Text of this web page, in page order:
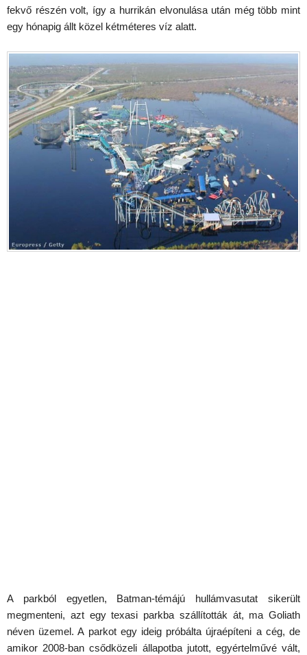
fekvő részén volt, így a hurrikán elvonulása után még több mint
egy hónapig állt közel kétméteres víz alatt.
A parkból egyetlen, Batman-témájú hullámvasutat sikerült
megmenteni, azt egy texasi parkba szállították át, ma Goliath
néven üzemel. A parkot egy ideig próbálta újraépíteni a cég, de
amikor 2008-ban csődközeli állapotba jutott, egyértelművé vált,